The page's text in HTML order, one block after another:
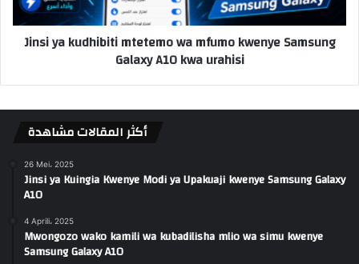
Jinsi ya kudhibiti mtetemo wa mfumo kwenye Samsung
Galaxy A10 kwa urahisi
أكثر المقالات مشاهدة
26 Mei، 2025
Jinsi ya Kuingia Kwenye Modi ya Upakuaji kwenye Samsung Galaxy
A10
4 Aprili، 2025
Mwongozo wako kamili wa kubadilisha mlio wa simu kwenye
Samsung Galaxy A10